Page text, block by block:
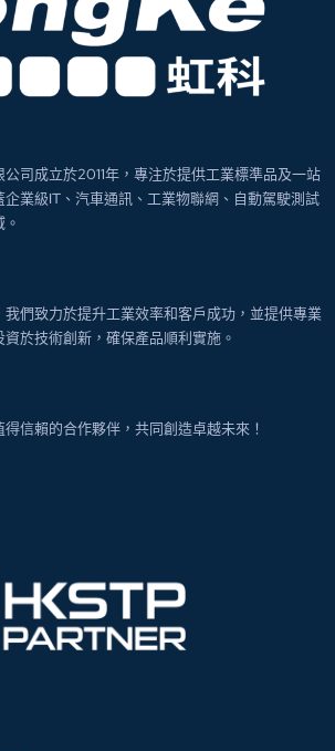
司成立於2011年，專注於提供工業標準品及一站
業級IT、汽車通訊、工業物聯網、自動駕駛測試
們致力於提升工業效率和客戶成功，並提供專業
於技術創新，確保產品順利實施。
信賴的合作夥伴，共同創造卓越未來！